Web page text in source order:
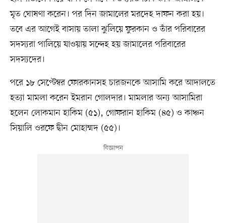
মৃত ঘোষণা করেন। পর দিন জামালের মরদেহ দাফন করা হয়।
তবে এর আগেই বাসায় তালা ঝুলিয়ে ফুরকান ও তাঁর পরিবারের
সদস্যরা পালিয়ে যাওয়ায় সন্দেহ হয় জামালের পরিবারের
সদস্যদের।
পরে ১৮ সেপ্টেম্বর ফোরকানসহ চারজনকে আসামি করে আদালতে
হত্যা মামলা করেন ইমরান গোলদার। মামলার অন্য আসামিরা
হলেন লোকমান হাকিম (৫১), গোফরান হাকিম (৪৫) ও কাঞ্চন
সিয়ালি ওরফে দ্বীন মোহাম্মদ (৫৫)।